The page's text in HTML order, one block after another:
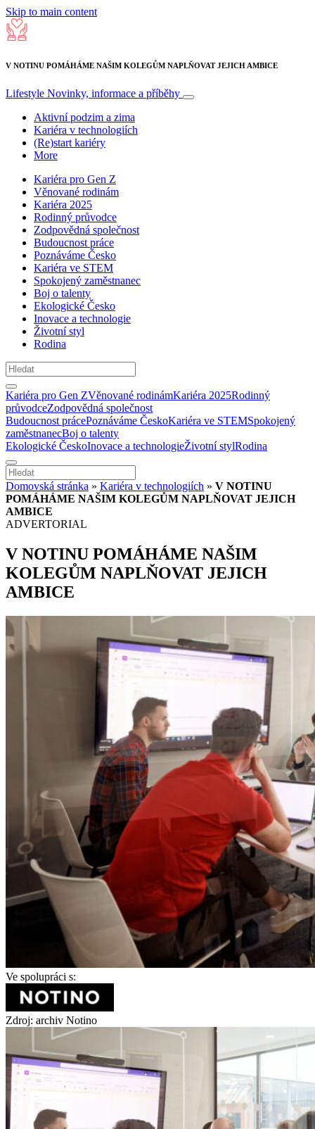
Skip to main content
V NOTINU POMÁHÁME NAŠIM KOLEGŮM NAPLŇOVAT JEJICH AMBICE
Lifestyle Novinky, informace a příběhy
Aktivní podzim a zima
Kariéra v technologiích
(Re)start kariéry
More
Kariéra pro Gen Z
Věnované rodinám
Kariéra 2025
Rodinný průvodce
Zodpovědná společnost
Budoucnost práce
Poznáváme Česko
Kariéra ve STEM
Spokojený zaměstnanec
Boj o talenty
Ekologické Česko
Inovace a technologie
Životní styl
Rodina
Kariéra pro Gen ZVěnované rodinámKariéra 2025Rodinný
průvodceZodpovědná společnost
Budoucnost prácePoznáváme ČeskoKariéra ve STEMSpokojený
zaměstnanecBoj o talenty
Ekologické ČeskoInovace a technologieŽivotní stylRodina
Domovská stránka » Kariéra v technologiích » V NOTINU
POMÁHÁME NAŠIM KOLEGŮM NAPLŇOVAT JEJICH
AMBICE
ADVERTORIAL
V NOTINU POMÁHÁME NAŠIM
KOLEGŮM NAPLŇOVAT JEJICH
AMBICE
Ve spolupráci s:
Zdroj: archiv Notino